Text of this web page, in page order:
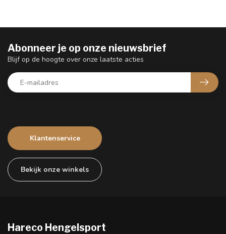
Klantenservice
Bekijk onze winkels
Abonneer je op onze nieuwsbrief
Blijf op de hoogte over onze laatste acties
Hareco Hengelsport